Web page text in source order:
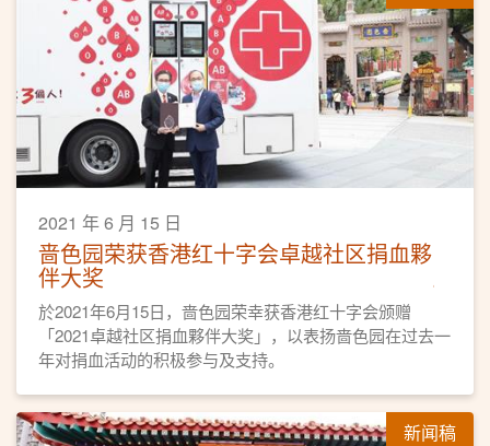
2021 年 6 月 15 日
啬色园荣获香港红十字会卓越社区捐血夥
伴大奖
於2021年6月15日，啬色园荣幸获香港红十字会颁赠
「2021卓越社区捐血夥伴大奖」，以表扬啬色园在过去一
年对捐血活动的积极参与及支持。
新闻稿